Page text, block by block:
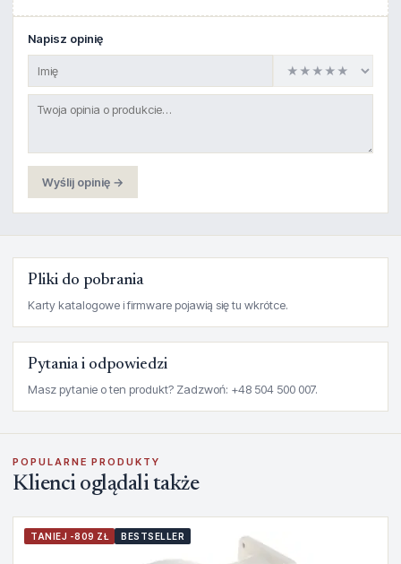
Napisz opinię
Wyślij opinię →
Pliki do pobrania
Karty katalogowe i firmware pojawią się tu wkrótce.
Pytania i odpowiedzi
Masz pytanie o ten produkt? Zadzwoń: +48 504 500 007.
POPULARNE PRODUKTY
Klienci oglądali także
TANIEJ -809 ZŁ BESTSELLER